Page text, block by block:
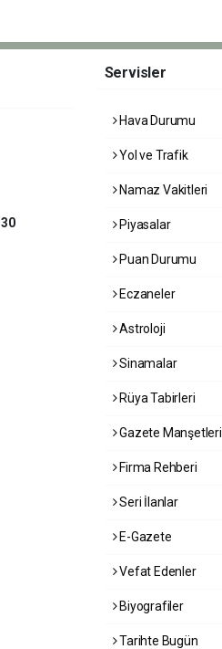
30
Servisler
Hava Durumu
Yol ve Trafik
Namaz Vakitleri
Piyasalar
Puan Durumu
Eczaneler
Astroloji
Sinamalar
Rüya Tabirleri
Gazete Manşetleri
Firma Rehberi
Seri İlanlar
E-Gazete
Vefat Edenler
Biyografiler
Tarihte Bugün